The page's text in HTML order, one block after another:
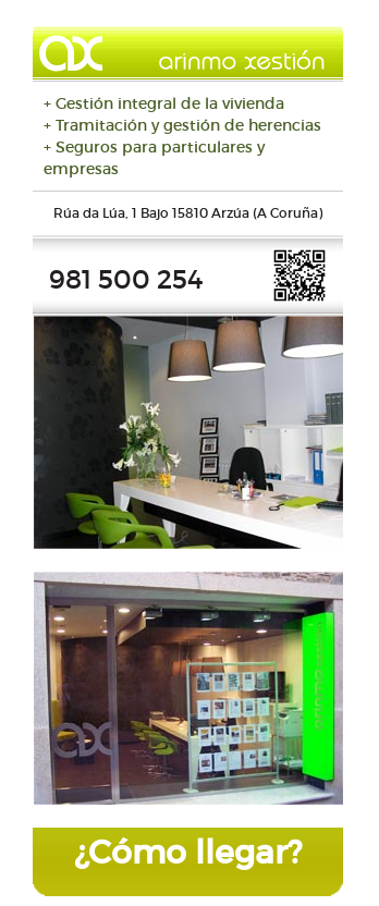
+ Gestión integral de la vivienda
+ Tramitación y gestión de herencias
+ Seguros para particulares y
empresas
Rúa da Lúa, 1 Bajo 15810 Arzúa (A Coruña)
981 500 254
¿Cómo llegar?